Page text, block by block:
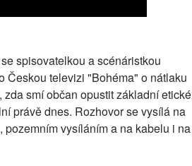
spisovatelkou a scénáristkou
Českou televizi "Bohéma" o nátlaku
smí občan opustit základní etické
právě dnes. Rozhovor se vysílá na
vysíláním a na kabelu i na